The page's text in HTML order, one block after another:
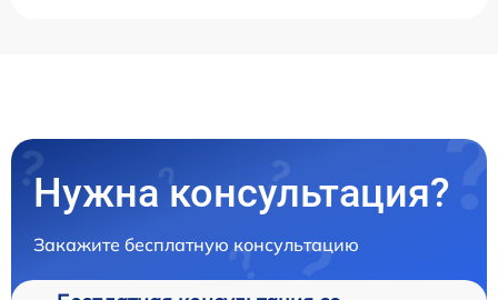
Нужна консультация?
Закажите бесплатную консультацию